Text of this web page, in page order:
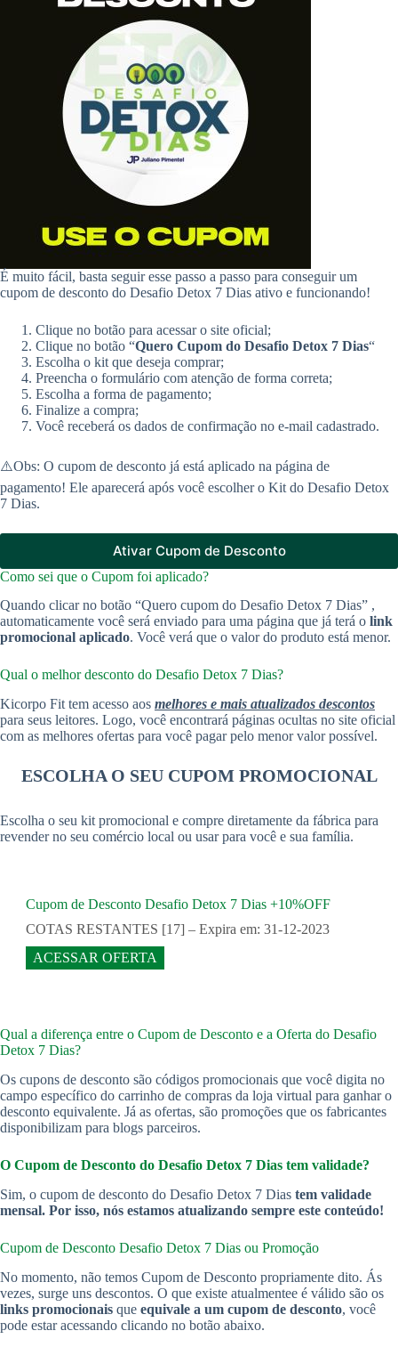
É muito fácil, basta seguir esse passo a passo para conseguir um
cupom de desconto do Desafio Detox 7 Dias ativo e funcionando!
Clique no botão para acessar o site oficial;
Clique no botão “Quero Cupom do Desafio Detox 7 Dias“
Escolha o kit que deseja comprar;
Preencha o formulário com atenção de forma correta;
Escolha a forma de pagamento;
Finalize a compra;
Você receberá os dados de confirmação no e-mail cadastrado.
⚠️Obs: O cupom de desconto já está aplicado na página de
pagamento! Ele aparecerá após você escolher o Kit do Desafio Detox
7 Dias.
Ativar Cupom de Desconto
Como sei que o Cupom foi aplicado?
Quando clicar no botão “Quero cupom do Desafio Detox 7 Dias” ,
automaticamente você será enviado para uma página que já terá o link
promocional aplicado. Você verá que o valor do produto está menor.
Qual o melhor desconto do Desafio Detox 7 Dias?
Kicorpo Fit tem acesso aos melhores e mais atualizados descontos
para seus leitores. Logo, você encontrará páginas ocultas no site oficial
com as melhores ofertas para você pagar pelo menor valor possível.
ESCOLHA O SEU CUPOM PROMOCIONAL
Escolha o seu kit promocional e compre diretamente da fábrica para
revender no seu comércio local ou usar para você e sua família.
Cupom de Desconto Desafio Detox 7 Dias +10%OFF
COTAS RESTANTES [17] – Expira em: 31-12-2023
ACESSAR OFERTA
Qual a diferença entre o Cupom de Desconto e a Oferta do Desafio
Detox 7 Dias?
Os cupons de desconto são códigos promocionais que você digita no
campo específico do carrinho de compras da loja virtual para ganhar o
desconto equivalente. Já as ofertas, são promoções que os fabricantes
disponibilizam para blogs parceiros.
O Cupom de Desconto do Desafio Detox 7 Dias tem validade?
Sim, o cupom de desconto do Desafio Detox 7 Dias tem validade
mensal. Por isso, nós estamos atualizando sempre este conteúdo!
Cupom de Desconto Desafio Detox 7 Dias ou Promoção
No momento, não temos Cupom de Desconto propriamente dito. Ás
vezes, surge uns descontos. O que existe atualmentee é válido são os
links promocionais que equivale a um cupom de desconto, você
pode estar acessando clicando no botão abaixo.